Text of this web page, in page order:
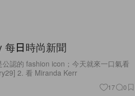
每日時尚新聞
認的 fashion icon；今天就來一口氣看
2. 看 Miranda Kerr
17 0